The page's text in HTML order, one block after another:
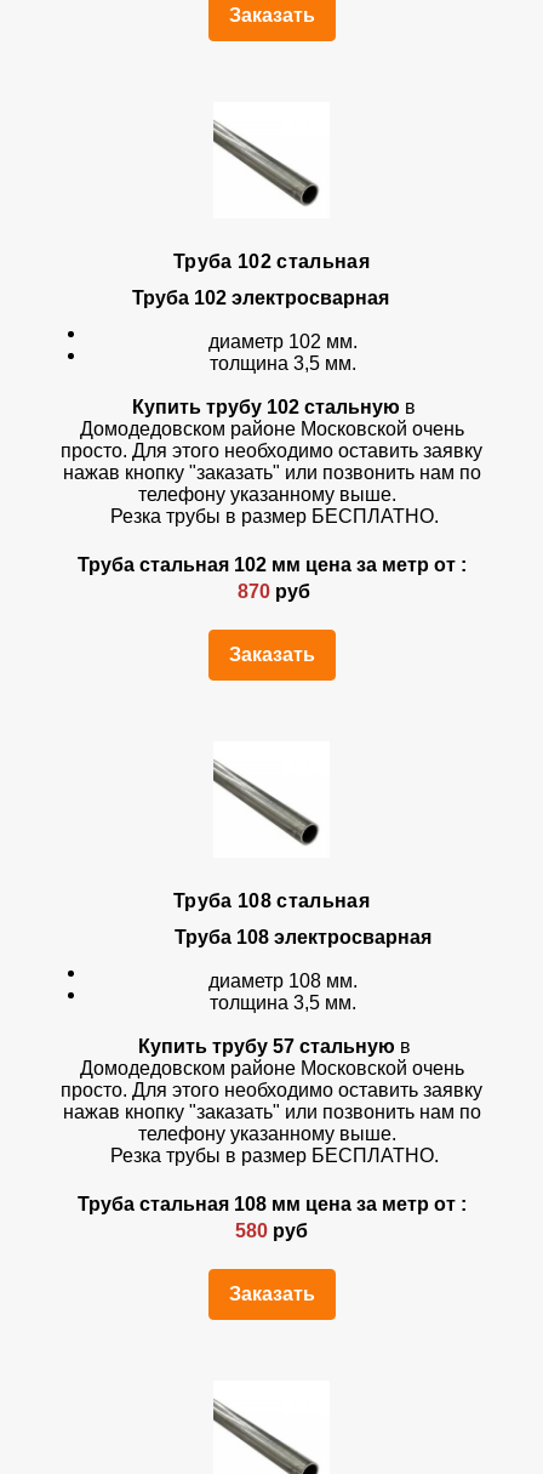
Заказать
Труба 102 стальная
Труба 102 электросварная
диаметр 102 мм.
толщина 3,5 мм.
Купить трубу 102 стальную в
Домодедовском районе Московской очень
просто. Для этого необходимо оставить заявку
нажав кнопку "заказать" или позвонить нам по
телефону указанному выше.
Резка трубы в размер БЕСПЛАТНО.
Труба стальная 102 мм цена за метр от :
870 руб
Заказать
Труба 108 стальная
Труба 108 электросварная
диаметр 108 мм.
толщина 3,5 мм.
Купить трубу 57 стальную в
Домодедовском районе Московской очень
просто. Для этого необходимо оставить заявку
нажав кнопку "заказать" или позвонить нам по
телефону указанному выше.
Резка трубы в размер БЕСПЛАТНО.
Труба стальная 108 мм цена за метр от :
580 руб
Заказать